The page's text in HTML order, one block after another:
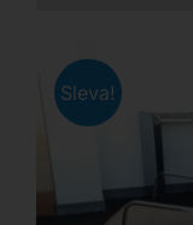
Sleva!